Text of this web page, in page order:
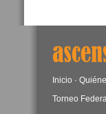
Inicio ·
Torneo